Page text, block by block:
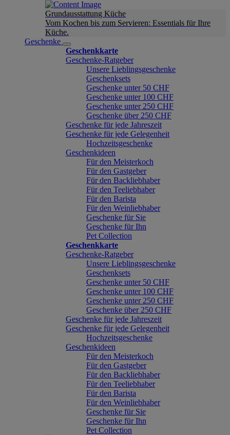
Grundausstattung Küche
Vom Kochen bis zum Servieren: Essentials für Ihre
Küche.
Geschenke
Geschenkkarte
Geschenke-Ratgeber
Unsere Lieblingsgeschenke
Geschenksets
Geschenke unter 50 CHF
Geschenke unter 100 CHF
Geschenke unter 250 CHF
Geschenke über 250 CHF
Geschenke für jede Jahreszeit
Geschenke für jede Gelegenheit
Hochzeitsgeschenke
Geschenkideen
Für den Meisterkoch
Für den Gastgeber
Für den Backliebhaber
Für den Teeliebhaber
Für den Barista
Für den Weinliebhaber
Geschenke für Sie
Geschenke für Ihn
Pet Collection
Geschenkkarte
Geschenke-Ratgeber
Unsere Lieblingsgeschenke
Geschenksets
Geschenke unter 50 CHF
Geschenke unter 100 CHF
Geschenke unter 250 CHF
Geschenke über 250 CHF
Geschenke für jede Jahreszeit
Geschenke für jede Gelegenheit
Hochzeitsgeschenke
Geschenkideen
Für den Meisterkoch
Für den Gastgeber
Für den Backliebhaber
Für den Teeliebhaber
Für den Barista
Für den Weinliebhaber
Geschenke für Sie
Geschenke für Ihn
Pet Collection